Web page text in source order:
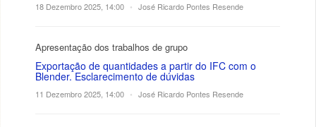
18 Dezembro 2025, 14:00 • José Ricardo Pontes Resende
Apresentação dos trabalhos de grupo
Exportação de quantidades a partir do IFC com o
Blender. Esclarecimento de dúvidas
11 Dezembro 2025, 14:00 • José Ricardo Pontes Resende